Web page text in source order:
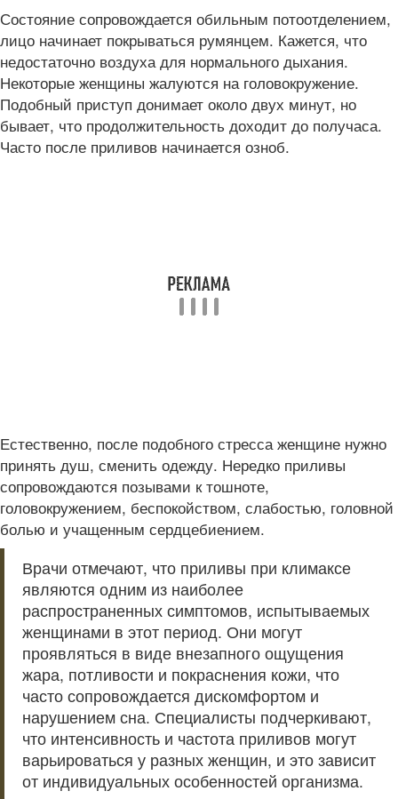
Состояние сопровождается обильным потоотделением,
лицо начинает покрываться румянцем. Кажется, что
недостаточно воздуха для нормального дыхания.
Некоторые женщины жалуются на головокружение.
Подобный приступ донимает около двух минут, но
бывает, что продолжительность доходит до получаса.
Часто после приливов начинается озноб.
Естественно, после подобного стресса женщине нужно
принять душ, сменить одежду. Нередко приливы
сопровождаются позывами к тошноте,
головокружением, беспокойством, слабостью, головной
болью и учащенным сердцебиением.
Врачи отмечают, что приливы при климаксе
являются одним из наиболее
распространенных симптомов, испытываемых
женщинами в этот период. Они могут
проявляться в виде внезапного ощущения
жара, потливости и покраснения кожи, что
часто сопровождается дискомфортом и
нарушением сна. Специалисты подчеркивают,
что интенсивность и частота приливов могут
варьироваться у разных женщин, и это зависит
от индивидуальных особенностей организма.